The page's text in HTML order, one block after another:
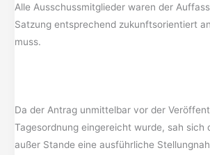
Alle Ausschussmitglieder waren der
Satzung entsprechend zukunftsorientiert
muss.
Da der Antrag unmittelbar vor der
Tagesordnung eingereicht wurde, sah sich
außer Stande eine ausführliche